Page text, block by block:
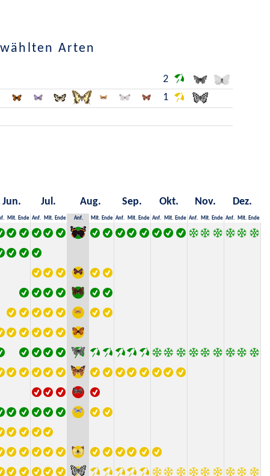
Arten
2
1
Jun. Jul. Aug. Sep. Okt. Nov. Dez.
Mit. Ende Anf. Mit. Ende Anf. Mit. Ende Anf. Mit. Ende Anf. Mit. Ende Anf. Mit. Ende Anf. Mit. Ende